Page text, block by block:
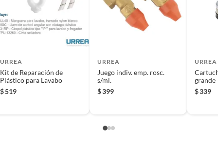
perfecto, evitando fugas de agua y asegurando un
a la corrosión y al desgaste, garantizando una
de transportar y almacenar.
a realizar reparaciones completas y eficientes,
producto.
URREA
Kit de Reparación de
Plástico para Lavabo
$519
URREA
Juego indiv. emp. rosc.
s/ml.
$399
URREA
grande
$339